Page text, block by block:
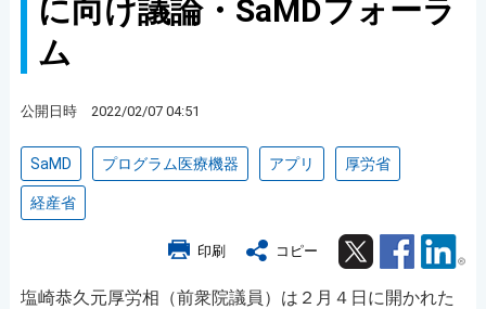
に向け議論・SaMDフォーラ
ム
公開日時 2022/02/07 04:51
SaMD プログラム医療機器 アプリ 厚労省
経産省
印刷 コピー Twitter Facebook
塩崎恭久元厚労相（前衆院議員）は２月４日に開かれた